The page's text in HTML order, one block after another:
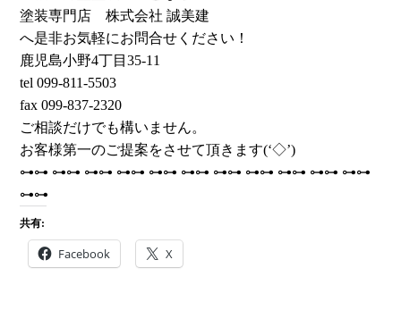
塗装専門店 株式会社 誠美建
へ是非お気軽にお問合せください！
鹿児島小野4丁目35-11
tel 099-811-5503
fax 099-837-2320
ご相談だけでも構いません。
お客様第一のご提案をさせて頂きます(‘◇’)ゞ
⊶⊶ ⊶⊶ ⊶⊶ ⊶⊶ ⊶⊶ ⊶⊶ ⊶⊶ ⊶⊶ ⊶⊶ ⊶⊶ ⊶⊶
⊶⊶
共有:
Facebook X